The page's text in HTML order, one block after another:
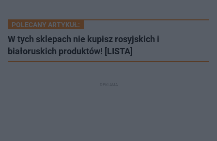
POLECANY ARTYKUŁ:
W tych sklepach nie kupisz rosyjskich i
białoruskich produktów! [LISTA]